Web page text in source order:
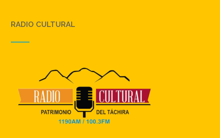
RADIO CULTURAL